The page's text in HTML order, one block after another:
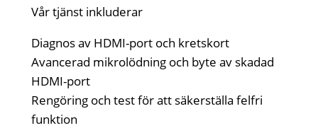
Vår tjänst inkluderar
Diagnos av HDMI-port och kretskort
Avancerad mikrolödning och byte av skadad
HDMI-port
Rengöring och test för att säkerställa felfri
funktion